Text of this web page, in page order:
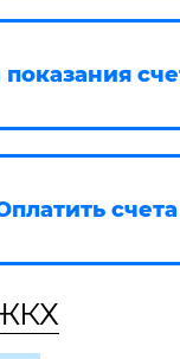
показания
счета